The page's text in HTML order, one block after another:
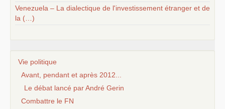
Venezuela – La dialectique de l'investissement étranger et de
la (…)
Vie politique
Avant, pendant et après 2012...
Le débat lancé par André Gerin
Combattre le FN